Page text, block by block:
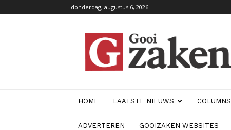
donderdag, augustus 6, 2026
HOME LAATSTE NIEUWS COLUMNS
ADVERTEREN GOOIZAKEN WEBSITES